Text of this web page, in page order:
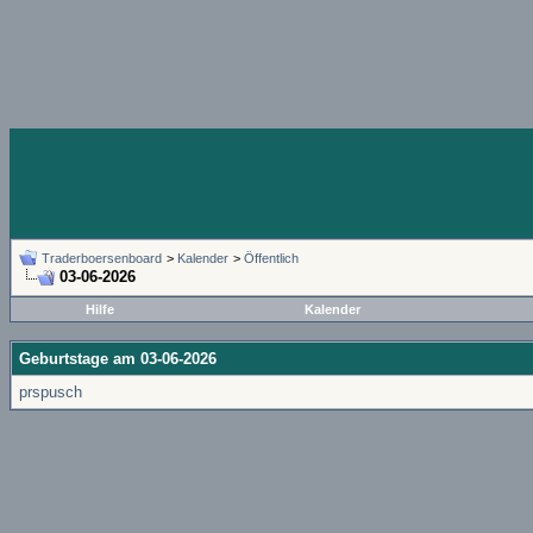
Traderboersenboard > Kalender > Öffentlich
03-06-2026
Hilfe Kalender
Geburtstage am 03-06-2026
prspusch